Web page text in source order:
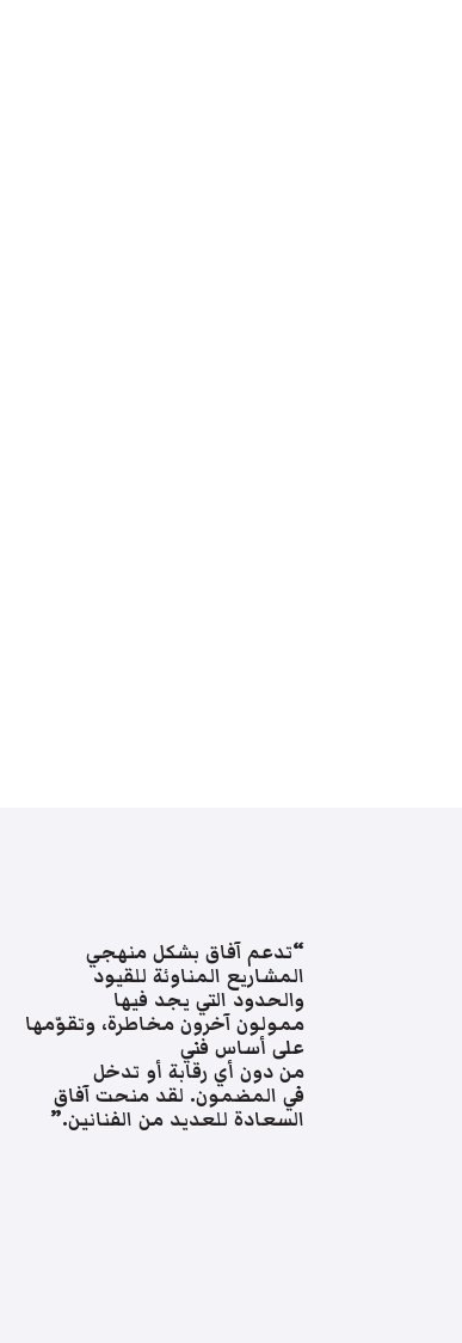
“تدعم آفاق بشكل منهجي
المشاريع المناوئة للقيود
والحدود التي يجد فيها
ممولون آخرون مخاطرة، وتقوّمها
على أساس فني
من دون أي رقابة أو تدخل
في المضمون. لقد منحت آفاق
السعادة للعديد من الفنانين.”